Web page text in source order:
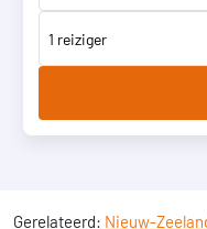
1 reiziger
Gerelateerd: Nieuw-